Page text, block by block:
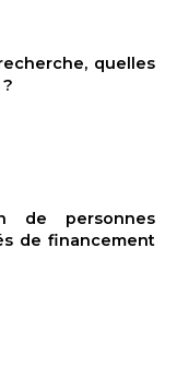
quelles
de personnes
de financement